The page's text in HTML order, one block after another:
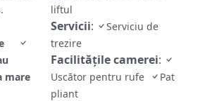
mare
liftul
Servicii:
Serviciu de
trezire
Facilităţile camerei:
Uscător pentru rufe
Pat
pliant